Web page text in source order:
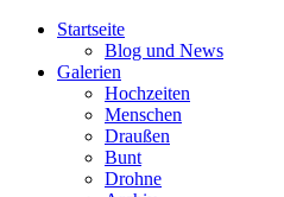
Startseite
Blog und News
Galerien
Hochzeiten
Menschen
Draußen
Bunt
Drohne